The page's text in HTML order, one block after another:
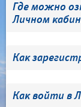
Где можно
Личном
Как
Как войти в